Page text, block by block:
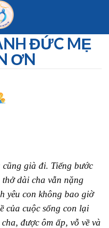
ĐỨC MẸ
ƠN
già đi. Tiếng bước
dài cha vẫn nặng
yêu con không bao giờ
của cuộc sống con lại
được ôm ấp, vỗ về và